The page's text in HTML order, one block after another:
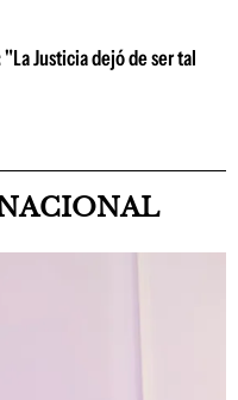
Justicia dejó de ser tal